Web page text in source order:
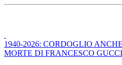
1940-2026: CORDOGLIO
MORTE DI FRANCESCO